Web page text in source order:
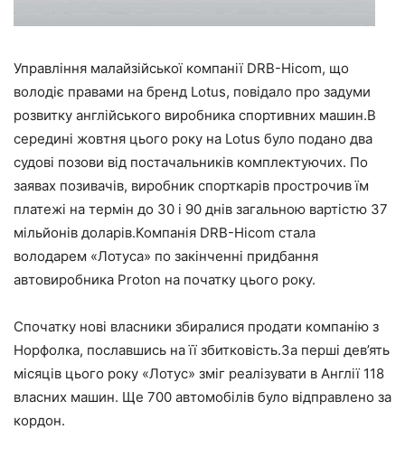
Управління малайзійської компанії DRB-Hicom, що
володіє правами на бренд Lotus, повідало про задуми
розвитку англійського виробника спортивних машин.В
середині жовтня цього року на Lotus було подано два
судові позови від постачальників комплектуючих. По
заявах позивачів, виробник спорткарів прострочив їм
платежі на термін до 30 і 90 днів загальною вартістю 37
мільйонів доларів.Компанія DRB-Hicom стала
володарем «Лотуса» по закінченні придбання
автовиробника Proton на початку цього року.
Спочатку нові власники збиралися продати компанію з
Норфолка, пославшись на її збитковість.За перші дев’ять
місяців цього року «Лотус» зміг реалізувати в Англії 118
власних машин. Ще 700 автомобілів було відправлено за
кордон.